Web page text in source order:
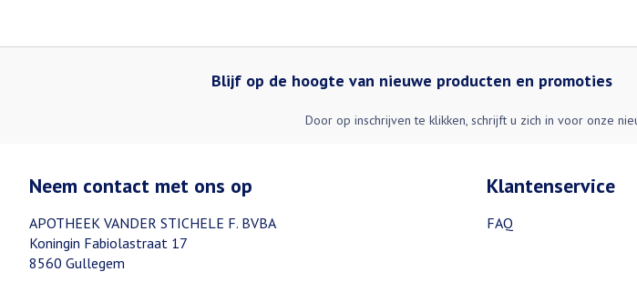
Blijf op de hoogte van nieuwe producten en promoties
Door op inschrijven te klikken, schrijft u zich in voor onze
Neem contact met ons op
APOTHEEK VANDER STICHELE F. BVBA
Koningin Fabiolastraat 17
8560 Gullegem
Klantenservice
FAQ